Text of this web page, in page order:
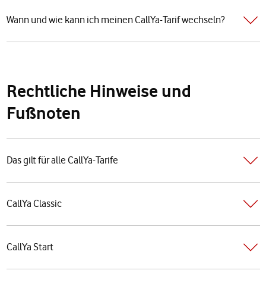
Wann und wie kann ich meinen CallYa-Tarif wechseln?
Rechtliche Hinweise und
Fußnoten
Das gilt für alle CallYa-Tarife
CallYa Classic
CallYa Start